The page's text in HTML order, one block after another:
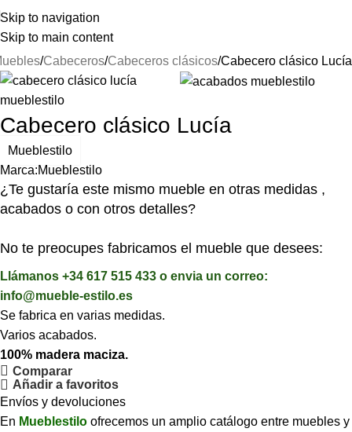
Skip to navigation
Skip to main content
⚡REALIZAMOS ENVÍOS A TODA ESPAÑA⚡
Cabeceros Cabeceros clásicos Cabecero clásico Lucía
Cabecero clásico Lucía
Mueblestilo
Marca:Mueblestilo
¿Te gustaría este mismo mueble en otras medidas ,
acabados o con otros detalles?
No te preocupes fabricamos el mueble que desees:
Llámanos +34 617 515 433 o envia un correo:
info@mueble-estilo.es
Se fabrica en varias medidas.
Varios acabados.
100% madera maciza.
Comparar
Añadir a favoritos
Envíos y devoluciones
En Mueblestilo ofrecemos un amplio catálogo entre muebles y